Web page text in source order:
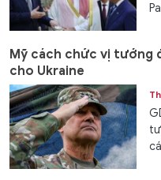
Mỹ cách chức vị tướng
cho Ukraine